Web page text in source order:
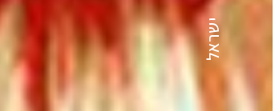
ישראל קוֹפִּי ופֵּייסְט